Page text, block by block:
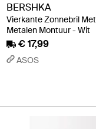
BERSHKA
Vierkante Zonnebril Met
Metalen Montuur - Wit
€ 17,99
ASOS